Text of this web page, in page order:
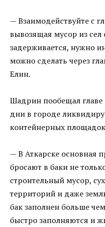
— Взаимодействуйте с
вывозящая мусор из сел
задерживается, нужно
можно сделать через
Елин.
Шадрин пообещал
дни в городе
контейнерных
— В Аткарске основная
бросают в баки не
строительный мусор,
территорий и даже
бак заполнен больше
быстро заполняются и